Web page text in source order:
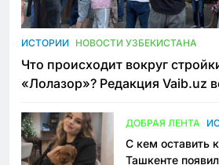
ИСТОРИИ НОВОСТИ УЗБЕКИСТАНА
Что происходит вокруг
«Лолазор»? Редакция Vaib.uz
ДОБРАЯ ЛЕНТА
С кем оставить
Ташкенте